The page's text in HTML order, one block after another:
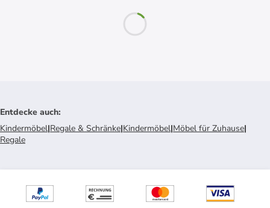
Entdecke auch:
Kindermöbel|Regale & Schränke|Kindermöbel|Möbel für Zuhause|
Regale